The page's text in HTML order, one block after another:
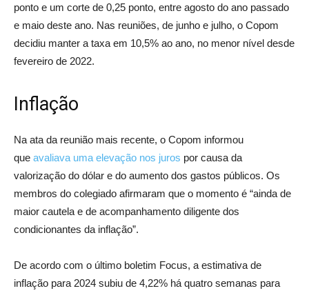
ponto e um corte de 0,25 ponto, entre agosto do ano passado
e maio deste ano. Nas reuniões, de junho e julho, o Copom
decidiu manter a taxa em 10,5% ao ano, no menor nível desde
fevereiro de 2022.
Inflação
Na ata da reunião mais recente, o Copom informou
que avaliava uma elevação nos juros por causa da
valorização do dólar e do aumento dos gastos públicos. Os
membros do colegiado afirmaram que o momento é “ainda de
maior cautela e de acompanhamento diligente dos
condicionantes da inflação”.
De acordo com o último boletim Focus, a estimativa de
inflação para 2024 subiu de 4,22% há quatro semanas para